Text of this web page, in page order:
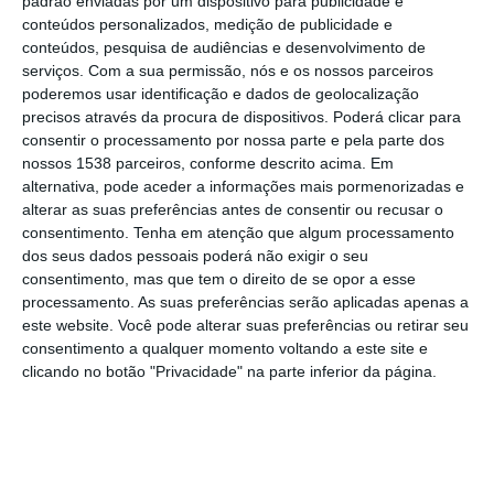
conteúdos personalizados, medição de publicidade e
conteúdos, pesquisa de audiências e desenvolvimento de
serviços. Com a sua permissão, nós e os nossos parceiros
poderemos usar identificação e dados de geolocalização
precisos através da procura de dispositivos. Poderá clicar para
consentir o processamento por nossa parte e pela parte dos
nossos 1538 parceiros, conforme descrito acima. Em
alternativa, pode aceder a informações mais pormenorizadas e
alterar as suas preferências antes de consentir ou recusar o
consentimento. Tenha em atenção que algum processamento
dos seus dados pessoais poderá não exigir o seu
consentimento, mas que tem o direito de se opor a esse
processamento. As suas preferências serão aplicadas apenas a
este website. Você pode alterar suas preferências ou retirar seu
consentimento a qualquer momento voltando a este site e
clicando no botão "Privacidade" na parte inferior da página.
O Centro Cultural do Cartaxo recebe no dia
23 de fevereiro a peça teatral “A Mulher que
Cozinhou o Marido”, apresentada pelo
Centro Dramático Bernardo Santareno.
A comédia de enganos com encenação de
José Manuel Rodrigues que também é
responsável pela adaptação do texto original
de Debbie Isitt, sobe ao palco no dia 23 de
fevereiro, sexta-feira, às 21h30.
A Mulher que Cozinhou o Marido, é uma